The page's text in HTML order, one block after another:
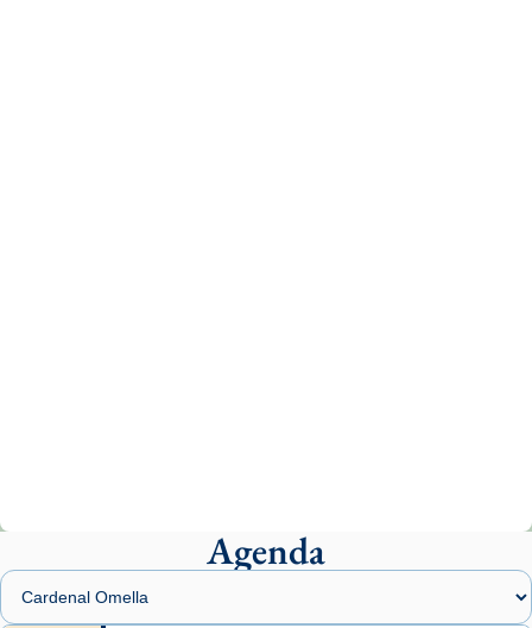
presidit aquest 27 de juliol la missa de Les
Santes de Mataró.
🔗
Agenda